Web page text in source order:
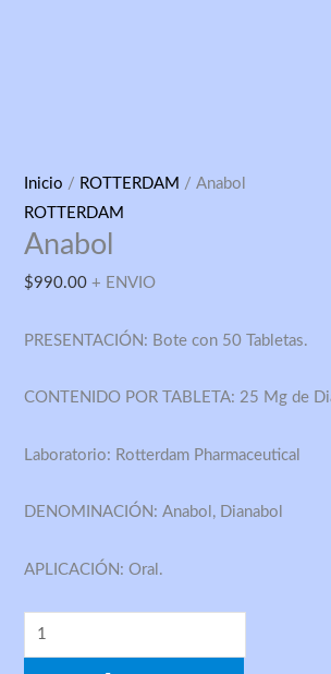
Inicio / ROTTERDAM / Anabol
ROTTERDAM
Anabol
$990.00 + ENVIO
PRESENTACIÓN: Bote con 50 Tabletas.
CONTENIDO POR TABLETA: 25 Mg de
Laboratorio: Rotterdam Pharmaceutical
DENOMINACIÓN: Anabol, Dianabol
APLICACIÓN: Oral.
Anabol
cantidad